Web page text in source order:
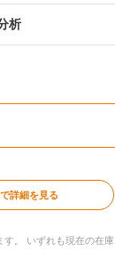
析
詳細を見る
。 いずれも現在の在庫